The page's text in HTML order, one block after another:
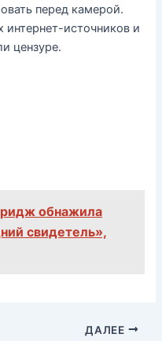
перед камерой.
источников и
цензуре.
обнажила
свидетель»,
ДАЛЕЕ